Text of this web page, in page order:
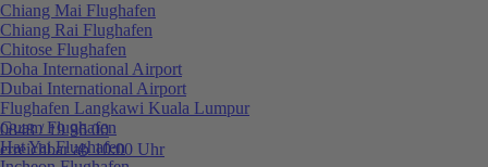
0848 / 19 96 00
erreichbar ab 10:00 Uhr
Chiang Mai Flughafen
Chiang Rai Flughafen
Chitose Flughafen
Doha International Airport
Dubai International Airport
Flughafen Langkawi Kuala Lumpur
Guam Flughafen
Hat Yai Flughafen